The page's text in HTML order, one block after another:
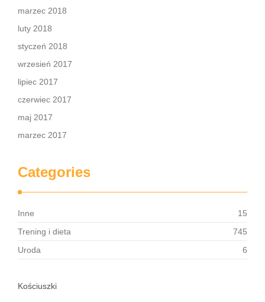
marzec 2018
luty 2018
styczeń 2018
wrzesień 2017
lipiec 2017
czerwiec 2017
maj 2017
marzec 2017
Categories
Inne
15
Trening i dieta
745
Uroda
6
Kościuszki